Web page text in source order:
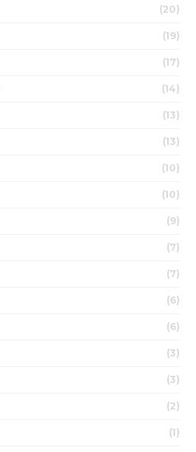
(20)
(19)
(17)
(14)
(13)
(13)
(10)
(10)
(9)
(7)
(7)
(6)
(6)
(3)
(3)
(2)
(1)